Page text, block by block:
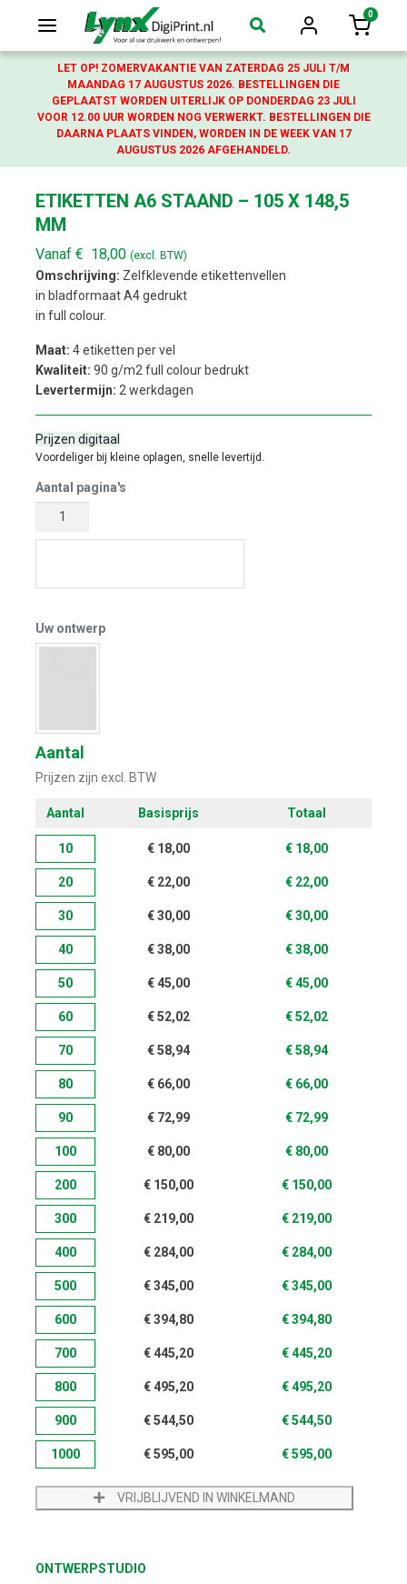
Login
0
LET OP! ZOMERVAKANTIE VAN ZATERDAG 25 JULI T/M
MAANDAG 17 AUGUSTUS 2026. BESTELLINGEN DIE
GEPLAATST WORDEN UITERLIJK OP DONDERDAG 23 JULI
VOOR 12.00 UUR WORDEN NOG VERWERKT. BESTELLINGEN DIE
DAARNA PLAATS VINDEN, WORDEN IN DE WEEK VAN 17
AUGUSTUS 2026 AFGEHANDELD.
ETIKETTEN A6 STAAND – 105 X 148,5
MM
Vanaf € 18,00 (excl. BTW)
Omschrijving: Zelfklevende etikettenvellen
in bladformaat A4 gedrukt
in full colour.
Maat: 4 etiketten per vel
Kwaliteit: 90 g/m2 full colour bedrukt
Levertermijn: 2 werkdagen
Prijzen digitaal
Voordeliger bij kleine oplagen, snelle levertijd.
Aantal pagina's
Uw ontwerp
Aantal
Prijzen zijn excl. BTW
Aantal Basisprijs Totaal
10 € 18,00 € 18,00
20 € 22,00 € 22,00
30 € 30,00 € 30,00
40 € 38,00 € 38,00
50 € 45,00 € 45,00
60 € 52,02 € 52,02
70 € 58,94 € 58,94
80 € 66,00 € 66,00
90 € 72,99 € 72,99
100 € 80,00 € 80,00
200 € 150,00 € 150,00
300 € 219,00 € 219,00
400 € 284,00 € 284,00
500 € 345,00 € 345,00
600 € 394,80 € 394,80
700 € 445,20 € 445,20
800 € 495,20 € 495,20
900 € 544,50 € 544,50
1000 € 595,00 € 595,00
VRIJBLIJVEND IN WINKELMAND
ONTWERPSTUDIO